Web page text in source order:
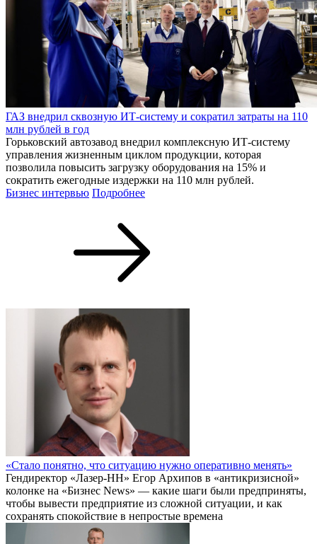
ГАЗ внедрил сквозную ИТ-систему и сократил затраты на 110
млн рублей в год
Горьковский автозавод внедрил комплексную ИТ-систему
управления жизненным циклом продукции, которая
позволила повысить загрузку оборудования на 15% и
сократить ежегодные издержки на 110 млн рублей.
Бизнес интервью Подробнее
«Стало понятно, что ситуацию нужно оперативно менять»
Гендиректор «Лазер-НН» Егор Архипов в «антикризисной»
колонке на «Бизнес News» — какие шаги были предприняты,
чтобы вывести предприятие из сложной ситуации, и как
сохранять спокойствие в непростые времена